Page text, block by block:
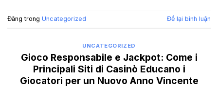
Đăng trong Uncategorized Để lại bình luận
UNCATEGORIZED
Gioco Responsabile e Jackpot: Come i
Principali Siti di Casinò Educano i
Giocatori per un Nuovo Anno Vincente